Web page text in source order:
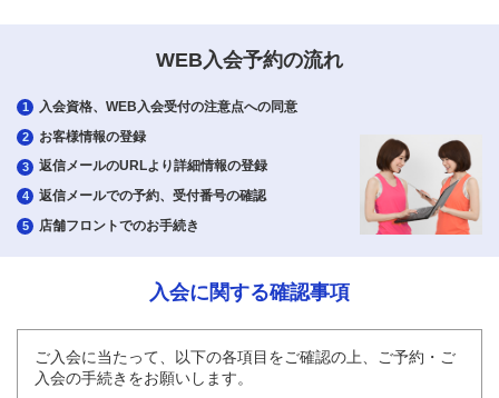
WEB入会予約の流れ
1 入会資格、WEB入会受付の注意点への同意
2 お客様情報の登録
3 返信メールのURLより詳細情報の登録
4 返信メールでの予約、受付番号の確認
5 店舗フロントでのお手続き
入会に関する確認事項
ご入会に当たって、以下の各項目をご確認の上、ご予約・ご
入会の手続きをお願いします。